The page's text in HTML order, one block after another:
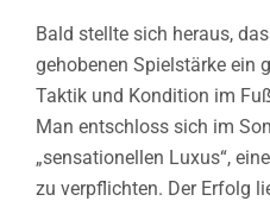
Bald stellte sich heraus,
gehobenen Spielstärke ein
Taktik und Kondition im
Man entschloss sich im
„sensationellen Luxus“,
zu verpflichten. Der Erfolg